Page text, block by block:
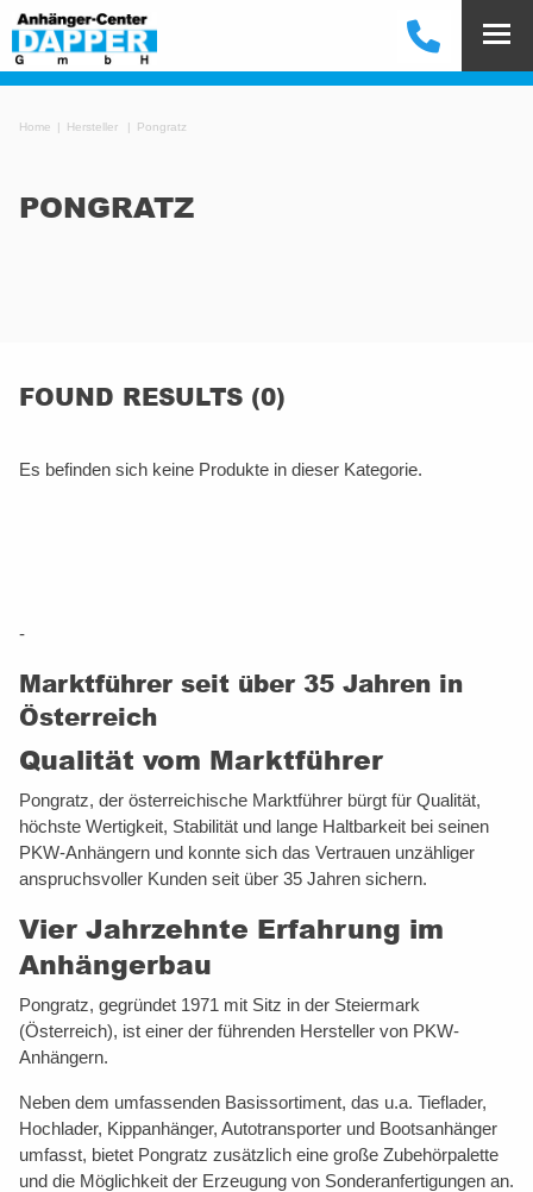
Home Hersteller Pongratz
PONGRATZ
FOUND RESULTS (0)
Es befinden sich keine Produkte in dieser Kategorie.
-
Marktführer seit über 35 Jahren in
Österreich
Qualität vom Marktführer
Pongratz, der österreichische Marktführer bürgt für Qualität,
höchste Wertigkeit, Stabilität und lange Haltbarkeit bei seinen
PKW-Anhängern und konnte sich das Vertrauen unzähliger
anspruchsvoller Kunden seit über 35 Jahren sichern.
Vier Jahrzehnte Erfahrung im
Anhängerbau
Pongratz, gegründet 1971 mit Sitz in der Steiermark
(Österreich), ist einer der führenden Hersteller von PKW-
Anhängern.
Neben dem umfassenden Basissortiment, das u.a. Tieflader,
Hochlader, Kippanhänger, Autotransporter und Bootsanhänger
umfasst, bietet Pongratz zusätzlich eine große Zubehörpalette
und die Möglichkeit der Erzeugung von Sonderanfertigungen an.